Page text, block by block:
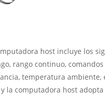
host incluye los
rango continuo,
temperatura
computadora host